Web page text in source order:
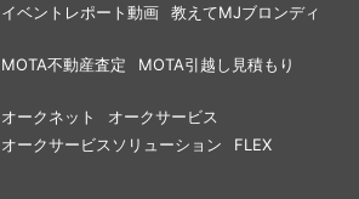
イベントレポート動画
教えてMJブロンディ
MOTA不動産査定 MOTA引越し見積もり
オークネット
オークサービス
オークサービスソリューション
FLEX